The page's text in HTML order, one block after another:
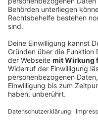
Ganz NRW
Anzeige
Aber nicht nur
ab Freitag
dem ICE reist, muss
Ausfälle einstellen.
über Wuppertal nach